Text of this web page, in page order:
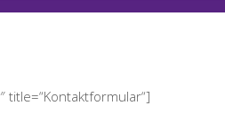
title=“Kontaktformular“]